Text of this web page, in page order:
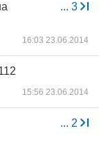
... 3
16:03 23.06.2014
15:56 23.06.2014
... 2